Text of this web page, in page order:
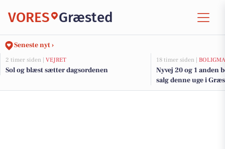
VORES Græsted
Seneste nyt ›
2 timer siden | VEJRET
Sol og blæst sætter dagsordenen
18 timer siden |
Nyvej 20 og 1 anden
salg denne uge i